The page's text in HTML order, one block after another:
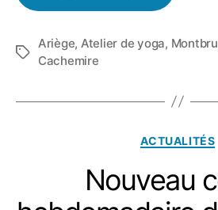
Étiquettes
Ariège, Atelier de yoga,
Cachemire
ACTUALITÉS
Nouveau